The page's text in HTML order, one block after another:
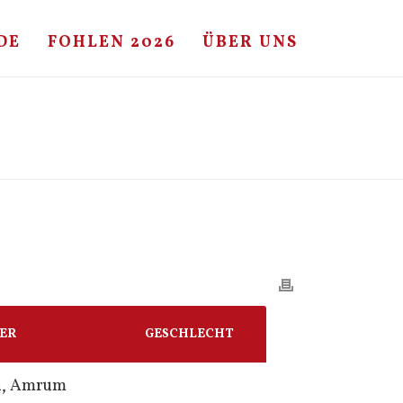
FOHLEN 2026 ÜBER UNS
GESCHLECHT
Amrum